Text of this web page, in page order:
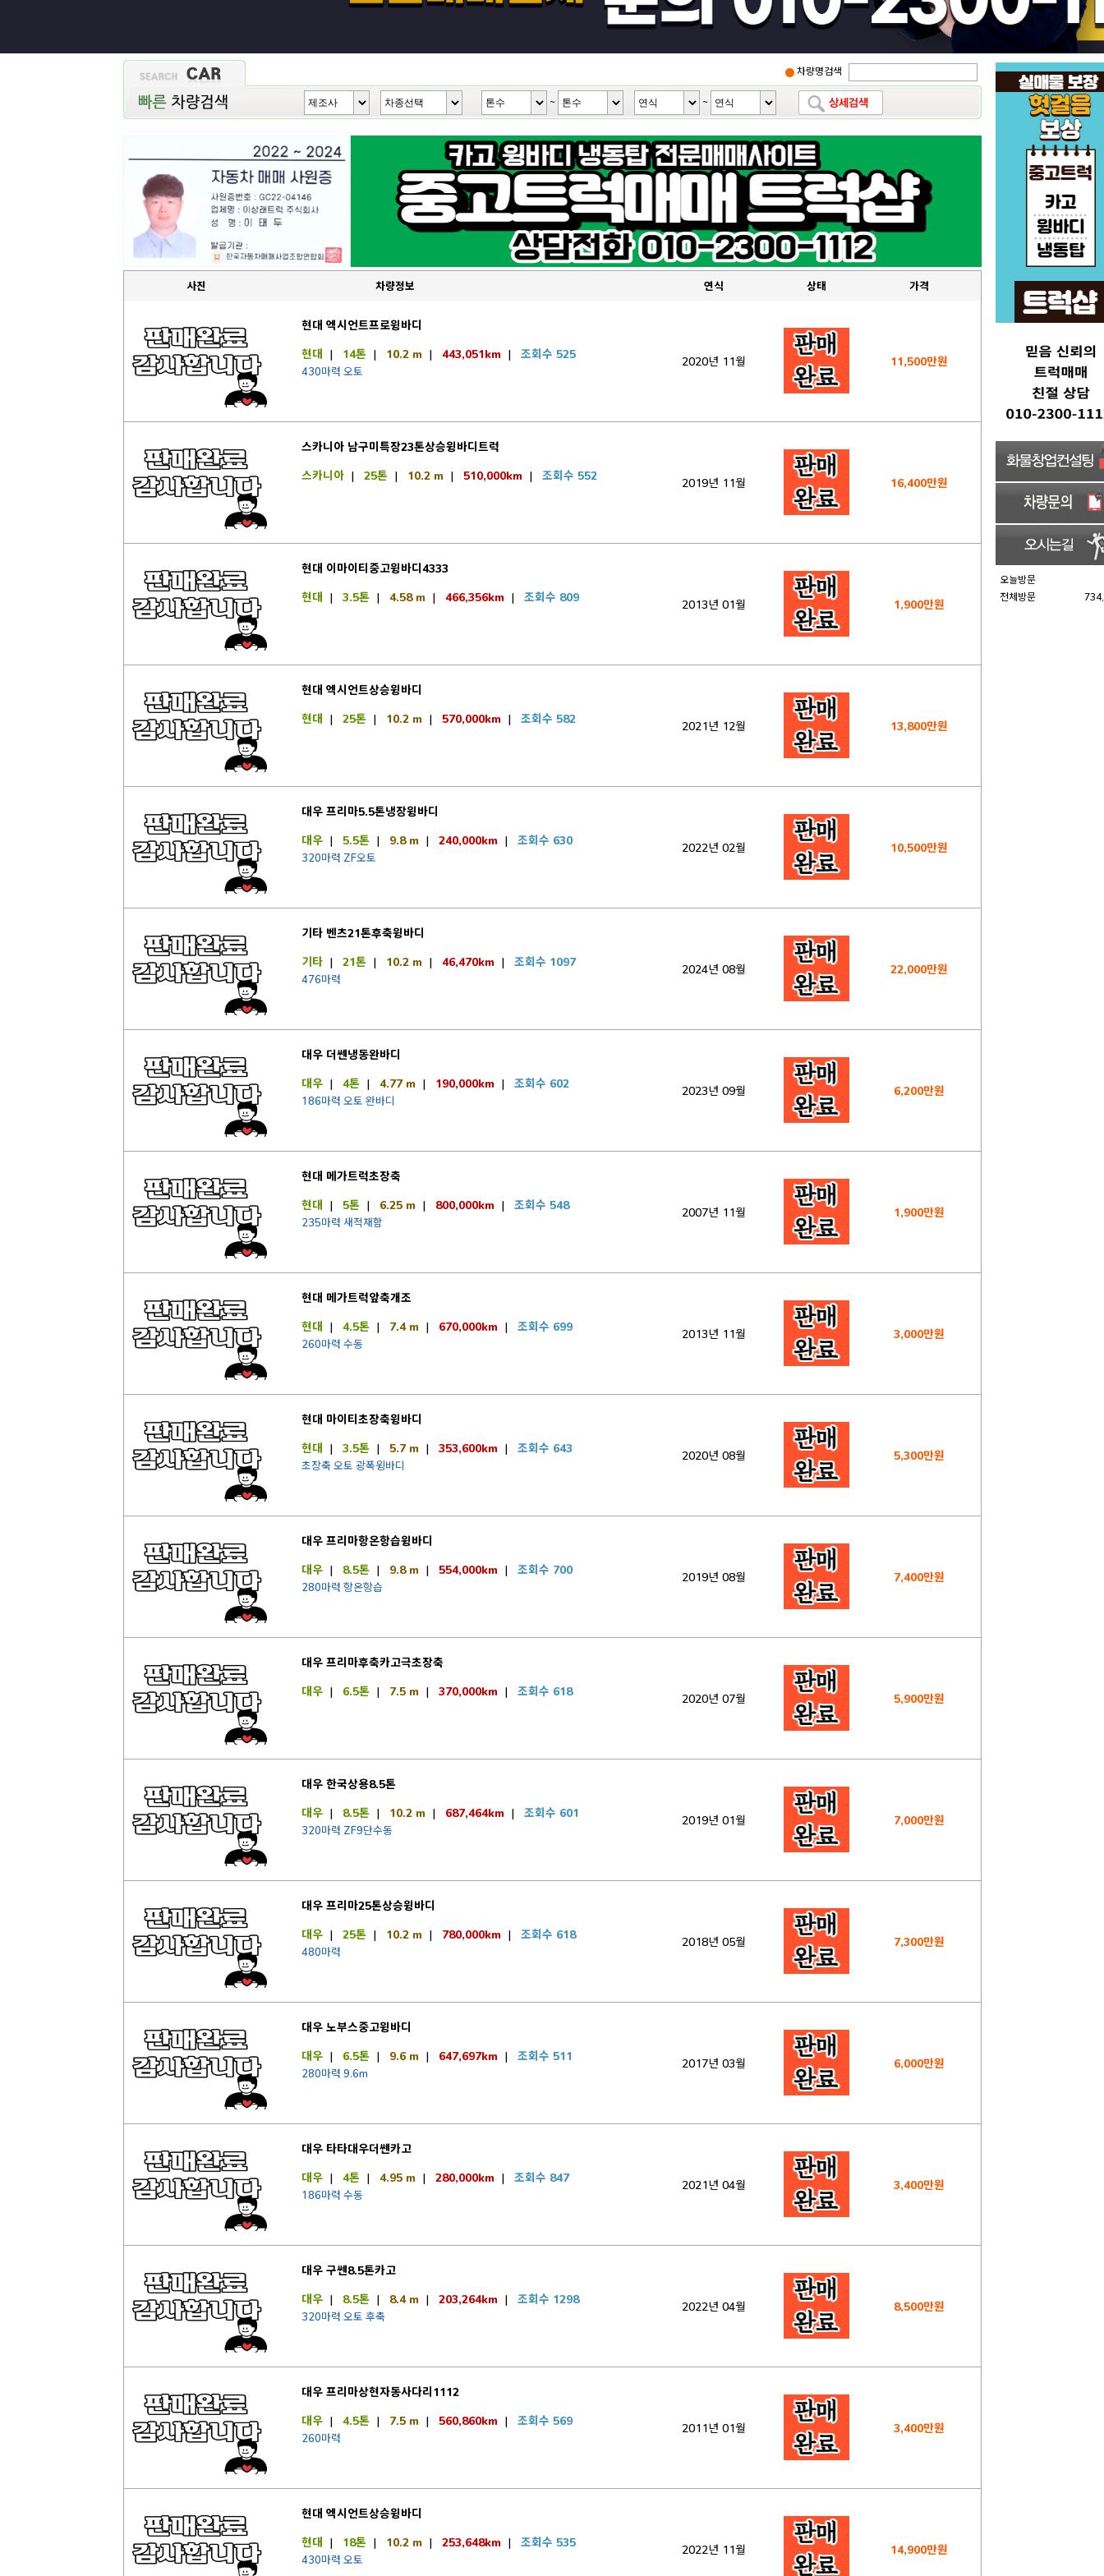
차량명검색
~ ~
오늘방문
전체방문
사진 차량정보 연식 상태 가격
현대 엑시언트프로윙바디
현대 | 14톤| 10.2 m| 443,051km| 조회수 525
430마력 오토
2020년 11월 11,500만원
스카니아 남구미특장23톤상승윙바디트럭
스카니아| 25톤| 10.2 m| 510,000km| 조회수 552
2019년 11월 16,400만원
현대 이마이티중고윙바디4333
현대 | 3.5톤| 4.58 m| 466,356km| 조회수 809
2013년 01월 1,900만원
현대 엑시언트상승윙바디
현대 | 25톤| 10.2 m| 570,000km| 조회수 582
2021년 12월 13,800만원
대우 프리마5.5톤냉장윙바디
대우| 5.5톤| 9.8 m| 240,000km| 조회수 630
320마력 ZF오토
2022년 02월 10,500만원
기타 벤츠21톤후축윙바디
기타| 21톤| 10.2 m| 46,470km| 조회수 1097
476마력
2024년 08월 22,000만원
대우 더쎈냉동완바디
대우| 4톤| 4.77 m| 190,000km| 조회수 602
186마력 오토 완바디
2023년 09월 6,200만원
현대 메가트럭초장축
현대 | 5톤| 6.25 m| 800,000km| 조회수 548
235마력 새적재함
2007년 11월 1,900만원
현대 메가트럭앞축개조
현대 | 4.5톤| 7.4 m| 670,000km| 조회수 699
260마력 수동
2013년 11월 3,000만원
현대 마이티초장축윙바디
현대 | 3.5톤| 5.7 m| 353,600km| 조회수 643
초장축 오토 광폭윙바디
2020년 08월 5,300만원
대우 프리마항온항습윙바디
대우| 8.5톤| 9.8 m| 554,000km| 조회수 700
280마력 항온항습
2019년 08월 7,400만원
대우 프리마후축카고극초장축
대우| 6.5톤| 7.5 m| 370,000km| 조회수 618
2020년 07월 5,900만원
대우 한국상용8.5톤
대우| 8.5톤| 10.2 m| 687,464km| 조회수 601
320마력 ZF9단수동
2019년 01월 7,000만원
대우 프리마25톤상승윙바디
대우| 25톤| 10.2 m| 780,000km| 조회수 618
480마력
2018년 05월 7,300만원
대우 노부스중고윙바디
대우| 6.5톤| 9.6 m| 647,697km| 조회수 511
280마력 9.6m
2017년 03월 6,000만원
대우 타타대우더쎈카고
대우| 4톤| 4.95 m| 280,000km| 조회수 847
186마력 수동
2021년 04월 3,400만원
대우 구쎈8.5톤카고
대우| 8.5톤| 8.4 m| 203,264km| 조회수 1298
320마력 오토 후축
2022년 04월 8,500만원
대우 프리마상현자동사다리1112
대우| 4.5톤| 7.5 m| 560,860km| 조회수 569
260마력
2011년 01월 3,400만원
현대 엑시언트상승윙바디
현대 | 18톤| 10.2 m| 253,648km| 조회수 535
430마력 오토
2022년 11월 14,900만원